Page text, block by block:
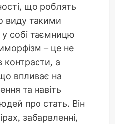
що роблять
виду такими
собі таємницю
– це не
контрасти, а
впливає на
та навіть
про стать. Він
забарвленні,